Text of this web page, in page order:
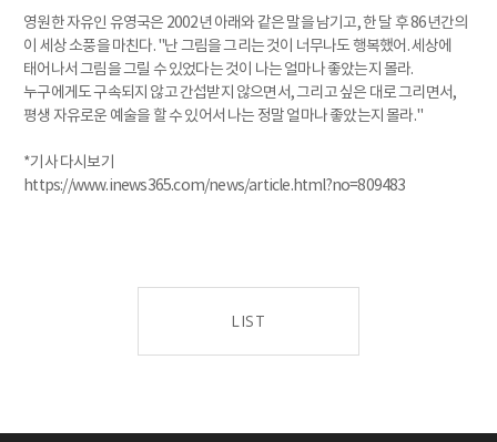
영원한 자유인 유영국은 2002년 아래와 같은 말을 남기고, 한 달 후 86년간의
이 세상 소풍을 마친다. "난 그림을 그리는 것이 너무나도 행복했어. 세상에
태어나서 그림을 그릴 수 있었다는 것이 나는 얼마나 좋았는지 몰라.
누구에게도 구속되지 않고 간섭받지 않으면서, 그리고 싶은 대로 그리면서,
평생 자유로운 예술을 할 수 있어서 나는 정말 얼마나 좋았는지 몰라."
*기사 다시보기
https://www.inews365.com/news/article.html?no=809483
LIST